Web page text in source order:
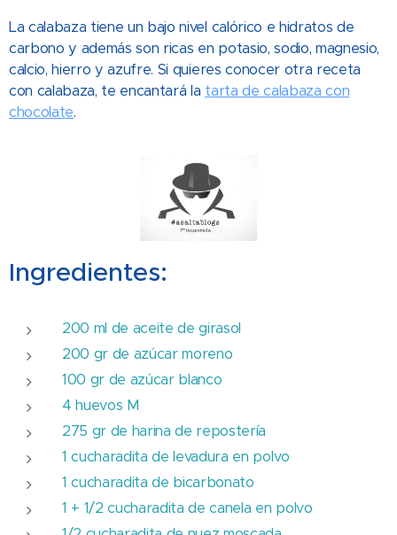
La calabaza tiene un bajo nivel calórico e hidratos de
carbono y además son ricas en potasio, sodio, magnesio,
calcio, hierro y azufre. Si quieres conocer otra receta
con calabaza, te encantará la tarta de calabaza con
chocolate.
Ingredientes:
200 ml de aceite de girasol
200 gr de azúcar moreno
100 gr de azúcar blanco
4 huevos M
275 gr de harina de repostería
1 cucharadita de levadura en polvo
1 cucharadita de bicarbonato
1 + 1/2 cucharadita de canela en polvo